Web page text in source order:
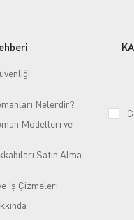
Nelerdir?
Modelleri ve
Satın Alma
İş Çizmeleri